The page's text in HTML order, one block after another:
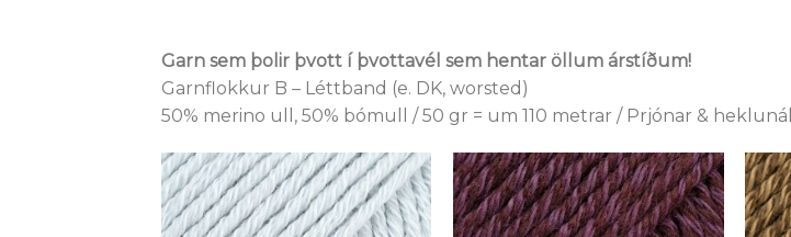
Garn sem þolir þvott í þvottavél sem hentar öllum árstíðum!
Garnflokkur B – Léttband (e. DK, worsted)
50% merino ull, 50% bómull / 50 gr = um 110 metrar / Prjónar &